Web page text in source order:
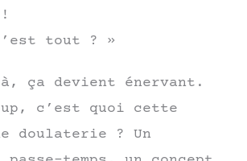
tout ? »
ça devient énervant.
c’est quoi cette
doulaterie ? Un